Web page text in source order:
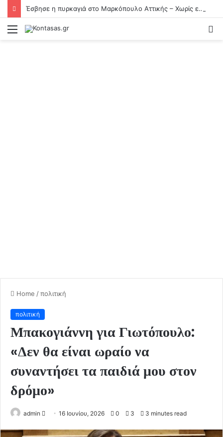
Έσβησε η πυρκαγιά στο Μαρκόπουλο Αττικής – Χωρίς ενεργό μέτωπο η φωτιά κοντά στη Θέρμη
Menu
Home /πολιτική
πολιτική
Μπακογιάννη για Γιωτόπουλο:
«Δεν θα είναι ωραίο να
συναντήσει τα παιδιά μου στον
δρόμο»
admin 16 Ιουνίου, 2026 0 3 3 minutes read